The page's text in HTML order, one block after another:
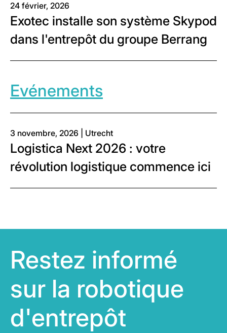
24 février, 2026
Exotec installe son système Skypod
dans l'entrepôt du groupe Berrang
Evénements
3 novembre, 2026 | Utrecht
Logistica Next 2026 : votre
révolution logistique commence ici
Restez informé
sur la robotique
d'entrepôt